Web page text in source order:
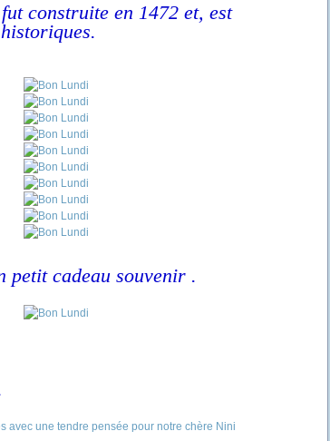
construite en 1472 et, est
petit cadeau souvenir .